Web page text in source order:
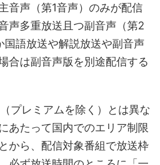
音声（第1音声）のみが配信
声多重放送且つ副音声（第2
語放送や解説放送や副音声
合は副音声版を別途配信する
プレミアムを除く）とは異な
あたって国内でのエリア制限
から、配信対象番組で放送枠